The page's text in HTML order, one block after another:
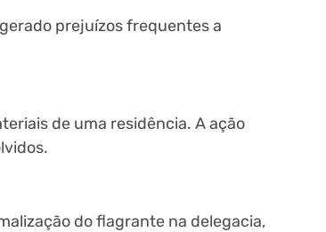
prejuízos frequentes a
de uma residência. A ação
do flagrante na delegacia,